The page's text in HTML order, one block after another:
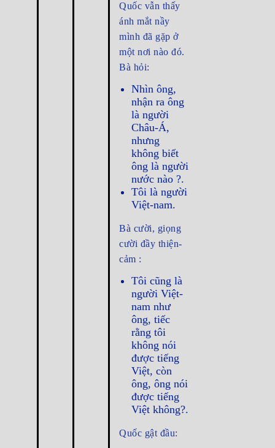
Quốc vẫn thấy
ánh mắt nầy
mình đã gặp ở
một nơi nào đó.
Bà hỏi:
Nhìn ông,
nhận ra ông
là người
Châu-Á,
nhưng
không biết
ông là người
nước nào ?.
Tôi là người
Việt-nam.
Bà cười, giọng
cười đầy thiện-
cảm :
Tôi cũng là
người Việt-
nam như
ông, tiếc
rằng tôi
không nói
được tiếng
Việt, còn
ông, ông nói
được tiếng
Việt không?.
Quốc gật đầu: